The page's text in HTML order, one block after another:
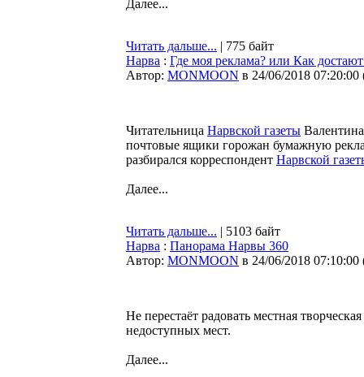
Далее...
Читать дальше... | 775 байт
Нарва : Где моя реклама? или Как
Автор: MONMOON в 24/06/2018 07:20:00
Читательница Нарвской газеты
почтовые ящики горожан бумажную
разбирался корреспондент Нарвской
Далее...
Читать дальше... | 5103 байт
Нарва : Панорама Нарвы 360
Автор: MONMOON в 24/06/2018 07:10:00
Не перестаёт радовать местная
недоступных мест.
Далее...